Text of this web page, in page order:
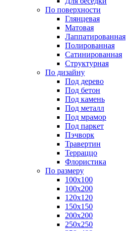
По поверхности
Глянцевая
Матовая
Лаппатированная
Полированная
Сатинированная
Структурная
По дизайну
Под дерево
Под бетон
Под камень
Под металл
Под мрамор
Под паркет
Пэчворк
Травертин
Терраццо
Флористика
По размеру
100х100
100х200
120х120
150х150
200х200
250х250